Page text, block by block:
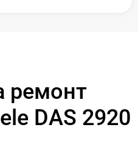
ремонт
DAS 2920